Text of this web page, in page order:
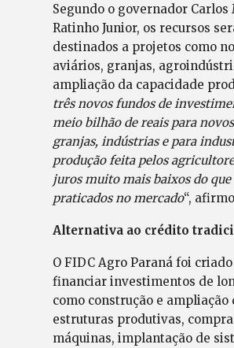
Segundo o governador Carlos
Ratinho Junior, os recursos
destinados a projetos como
aviários, granjas,
ampliação da capacidade
três novos fundos de
meio bilhão de reais para
granjas, indústrias e para
produção feita pelos
juros muito mais baixos do que
praticados no mercado“,
Alternativa ao crédito
O FIDC Agro Paraná foi
financiar investimentos de
como construção e ampliação
estruturas produtivas,
máquinas, implantação de